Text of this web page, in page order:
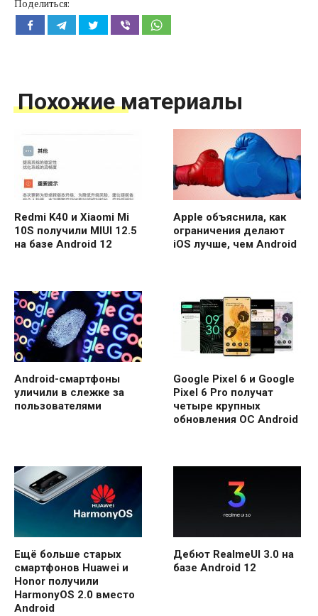
Поделиться:
Похожие материалы
Redmi K40 и Xiaomi Mi
10S получили MIUI 12.5
на базе Android 12
Apple объяснила, как
ограничения делают
iOS лучше, чем Android
Android-смартфоны
уличили в слежке за
пользователями
Google Pixel 6 и Google
Pixel 6 Pro получат
четыре крупных
обновления ОС Android
Ещё больше старых
смартфонов Huawei и
Honor получили
HarmonyOS 2.0 вместо
Android
Дебют RealmeUI 3.0 на
базе Android 12